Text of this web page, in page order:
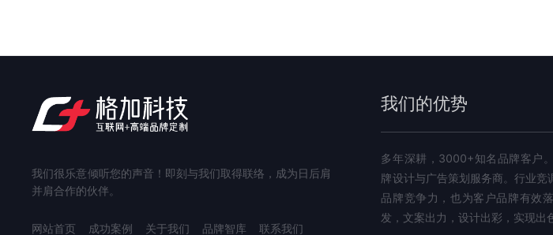
我们很乐意倾听您的声音！即刻与我们取得联络，成为日后肩
并肩合作的伙伴。
网站首页 成功案例 关于我们 品牌智库 联系我们
我们的优势
多年深耕，3000+知名品牌客户
牌设计与广告策划服务商。行业竞
品牌竞争力，也为客户品牌有效
发，文案出力，设计出彩，实现出